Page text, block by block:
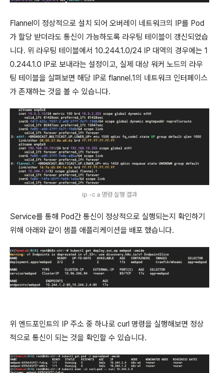
Flannel이 정상적으로 설치 되어 오버레이 네트워크의 IP를 Pod
가 할당 받더라도 통신이 가능하도록 라우팅 테이블이 갱신되었습
니다. 위 라우팅 테이블에서 10.244.1.0/24 IP 대역의 경우에는 1
0.244.1.0 IP로 보내라는 설정이고, 실제 대상 워커 노드의 라우
팅 테이블을 살펴보면 해당 IP로 flannel.1의 네트워크 인터페이스
가 존재하는 것을 볼 수 있습니다.
ip -c a 명령 실행 결과
Service를 통해 Pod간 통신이 정상적으로 실행되는지 확인하기
위해 아래와 같이 샘플 애플리케이션을 배포 했습니다.
위 엔드포인트의 IP 주소 중 하나로 curl 명령을 실행해보면 정상
적으로 통신이 되는 것을 확인할 수 있습니다.